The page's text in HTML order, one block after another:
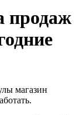
продаж
магазин